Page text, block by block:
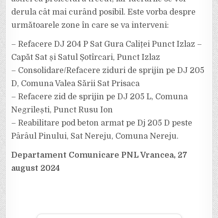
derula cât mai curând posibil. Este vorba despre
următoarele zone în care se va interveni:
– Refacere DJ 204 P Sat Gura Caliței Punct Izlaz –
Capăt Sat și Satul Șotîrcari, Punct Izlaz
– Consolidare/Refacere ziduri de sprijin pe DJ 205
D, Comuna Valea Sării Sat Prisaca
– Refacere zid de sprijin pe DJ 205 L, Comuna
Negrilești, Punct Rusu Ion
– Reabilitare pod beton armat pe Dj 205 D peste
Pârâul Pinului, Sat Nereju, Comuna Nereju.
Departament Comunicare PNL Vrancea, 27
august 2024